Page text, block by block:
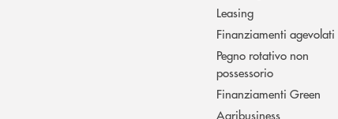
Leasing
Finanziamenti agevolati
Pegno rotativo non
possessorio
Finanziamenti Green
Agribusiness